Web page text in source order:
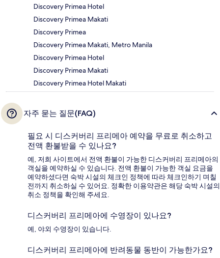
Discovery Primea Hotel
Discovery Primea Makati
Discovery Primea
Discovery Primea Makati, Metro Manila
Discovery Primea Hotel
Discovery Primea Makati
Discovery Primea Hotel Makati
자주 묻는 질문(FAQ)
필요 시 디스커버리 프리메아 예약을 무료로 취소하고
전액 환불받을 수 있나요?
예, 저희 사이트에서 전액 환불이 가능한 디스커버리 프리메아의
객실을 예약하실 수 있습니다. 전액 환불이 가능한 객실 요금을
예약하셨다면 숙박 시설의 체크인 정책에 따라 체크인하기 며칠
전까지 취소하실 수 있어요. 정확한 이용약관은 해당 숙박 시설의
취소 정책을 확인해 주세요.
디스커버리 프리메아에 수영장이 있나요?
예, 야외 수영장이 있습니다.
디스커버리 프리메아에 반려동물 동반이 가능한가요?